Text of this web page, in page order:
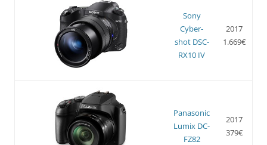
Sony
Cyber-
shot DSC-
RX10 IV
2017
1.669€
Panasonic
Lumix DC-
FZ82
2017
379€